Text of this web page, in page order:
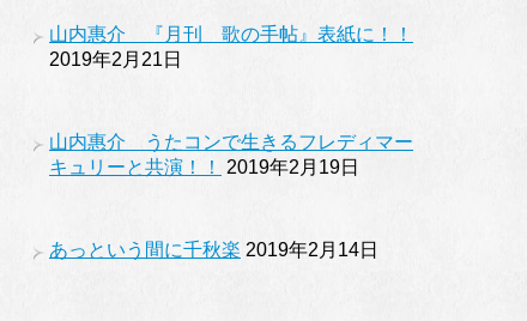
山内惠介 『月刊 歌の手帖』表紙に！！
2019年2月21日
山内惠介 うたコンで生きるフレディマー
キュリーと共演！！
2019年2月19日
あっという間に千秋楽 2019年2月14日